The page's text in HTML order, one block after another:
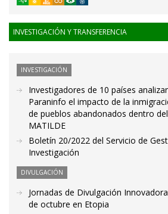
INVESTIGACIÓN Y TRANSFERENCIA
INVESTIGACIÓN
Investigadores de 10 países
Paraninfo el impacto de la
de pueblos abandonados dentro
MATILDE
Boletín 20/2022 del Servicio de
Investigación
DIVULGACIÓN
Jornadas de Divulgación
de octubre en Etopia